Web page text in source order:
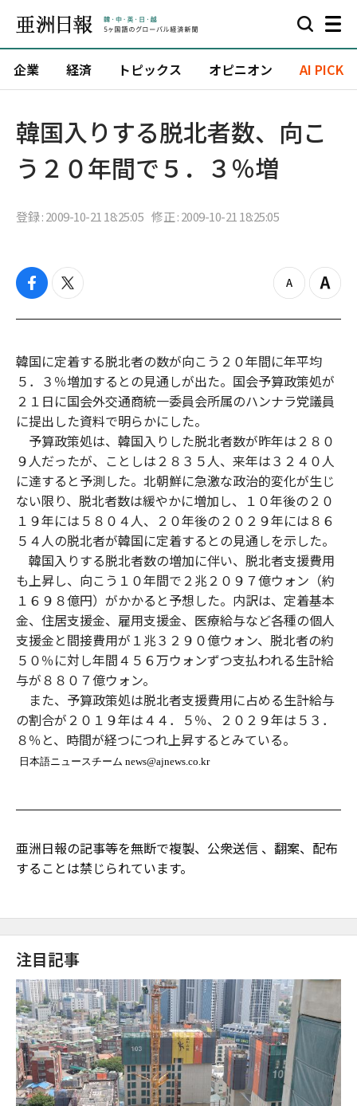
企業 経済 トピックス オピニオン AI PICK
韓国入りする脱北者数、向こ
う２０年間で５．３％増
登録 : 2009-10-21 18:25:05 修正 : 2009-10-21 18:25:05
f
c
o
o
k
t
i
e
r
z
o
u
t
Z
o
韓国に定着する脱北者の数が向こう２０年間に年平均
５．３％増加するとの見通しが出た。国会予算政策処が
２１日に国会外交通商統一委員会所属のハンナラ党議員
に提出した資料で明らかにした。
予算政策処は、韓国入りした脱北者数が昨年は２８０
９人だったが、ことしは２８３５人、来年は３２４０人
に達すると予測した。北朝鮮に急激な政治的変化が生じ
ない限り、脱北者数は緩やかに増加し、１０年後の２０
１９年には５８０４人、２０年後の２０２９年には８６
５４人の脱北者が韓国に定着するとの見通しを示した。
韓国入りする脱北者数の増加に伴い、脱北者支援費用
も上昇し、向こう１０年間で２兆２０９７億ウォン（約
１６９８億円）がかかると予想した。内訳は、定着基本
金、住居支援金、雇用支援金、医療給与など各種の個人
支援金と間接費用が１兆３２９０億ウォン、脱北者の約
５０％に対し年間４５６万ウォンずつ支払われる生計給
与が８８０７億ウォン。
また、予算政策処は脱北者支援費用に占める生計給与
の割合が２０１９年は４４．５％、２０２９年は５３．
８％と、時間が経つにつれ上昇するとみている。
日本語ニュースチーム news@ajnews.co.kr
亜洲日報の記事等を無断で複製、公衆送信 、翻案、配布
することは禁じられています。
注目記事